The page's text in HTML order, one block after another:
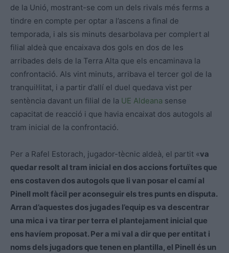
de la Unió, mostrant-se com un dels rivals més ferms a
tindre en compte per optar a l’ascens a final de
temporada, i als sis minuts desarbolava per complert al
filial aldeà que encaixava dos gols en dos de les
arribades dels de la Terra Alta que els encaminava la
confrontació. Als vint minuts, arribava el tercer gol de la
tranquil·litat, i a partir d’allí el duel quedava vist per
sentència davant un filial de la UE Aldeana sense
capacitat de reacció i que havia encaixat dos autogols al
tram inicial de la confrontació.
Per a Rafel Estorach, jugador-tècnic aldeà, el partit «va
quedar resolt al tram inicial en dos accions fortuïtes que
ens costaven dos autogols que li van posar el camí al
Pinell molt fàcil per aconseguir els tres punts en disputa.
Arran d’aquestes dos jugades l’equip es va descentrar
una mica i va tirar per terra el plantejament inicial que
ens havíem proposat. Per a mi val a dir que per entitat i
noms dels jugadors que tenen en plantilla, el Pinell és un